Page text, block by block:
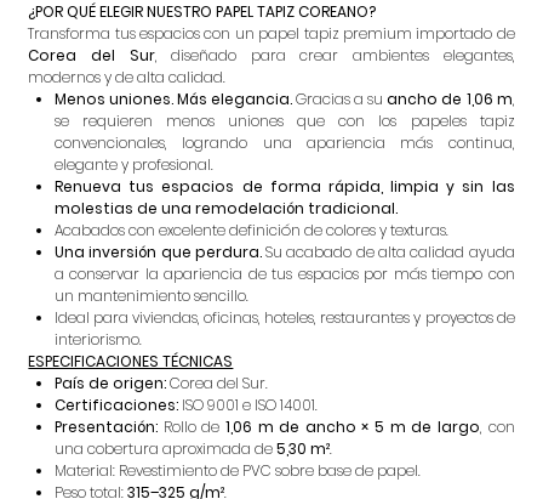
¿POR QUÉ ELEGIR NUESTRO PAPEL TAPIZ COREANO?
Transforma tus espacios con un papel tapiz premium importado de
Corea del Sur, diseñado para crear ambientes elegantes,
modernos y de alta calidad.
Menos uniones. Más elegancia.Gracias a suancho de 1,06 m,
se requieren menos uniones que con los papeles tapiz
convencionales, logrando una apariencia más continua,
elegante y profesional.
Renueva tus espacios de forma rápida, limpia y sin las
molestias de una remodelación tradicional.
Acabados con excelente definición de colores y texturas.
Una inversión que perdura.Su acabado de alta calidad ayuda
a conservar la apariencia de tus espacios por más tiempo con
un mantenimiento sencillo.
Ideal para viviendas, oficinas, hoteles, restaurantes y proyectos de
interiorismo.
ESPECIFICACIONES TÉCNICAS
País de origen:Corea del Sur.
Certificaciones: ISO 9001 e ISO 14001.
Presentación: Rollo de 1,06 m de ancho × 5 m de largo, con
una cobertura aproximada de5,30 m².
Material: Revestimiento de PVC sobre base de papel.
Peso total:315–325 g/m².